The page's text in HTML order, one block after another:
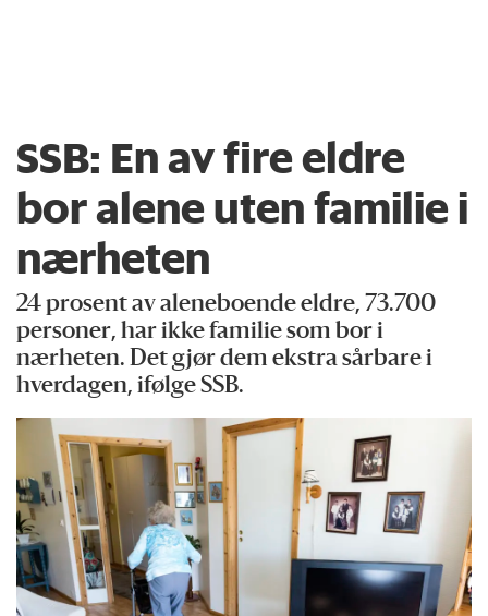
SSB: En av fire eldre
bor alene uten familie i
nærheten
24 prosent av aleneboende eldre, 73.700
personer, har ikke familie som bor i
nærheten. Det gjør dem ekstra sårbare i
hverdagen, ifølge SSB.